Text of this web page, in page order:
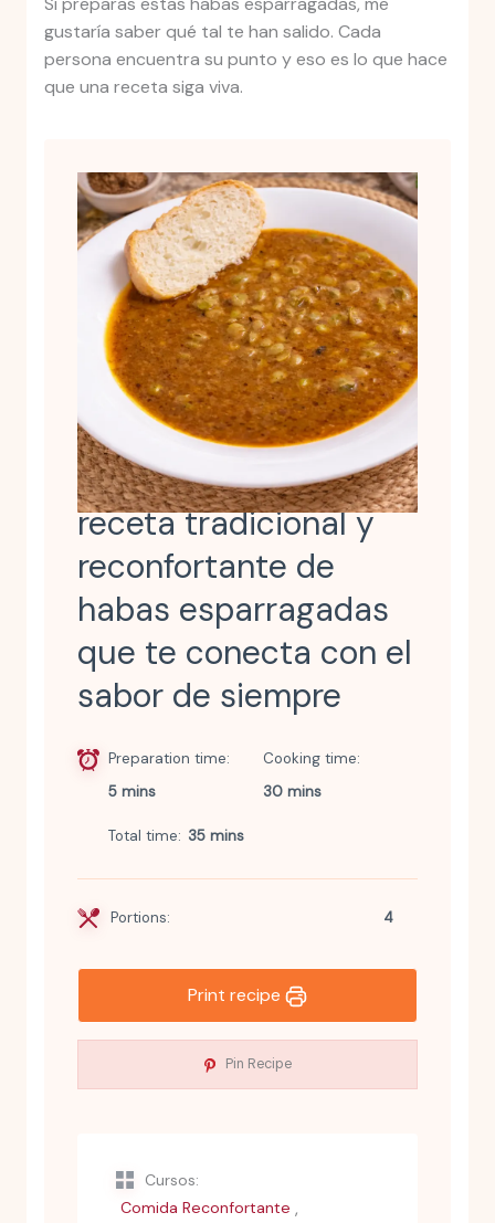
gustaría saber qué tal te han salido. Cada
persona encuentra su punto y eso es lo que hace
que una receta siga viva.
receta tradicional y
reconfortante de
habas esparragadas
que te conecta con el
sabor de siempre
Preparation time
5 mins
Cooking time
30 mins
Total time 35 mins
Portions: 4
Print recipe
Pin Recipe
Cursos:
Comida Reconfortante ,